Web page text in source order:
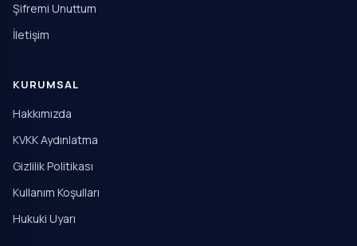
Şifremi Unuttum
İletişim
KURUMSAL
Hakkımızda
KVKK Aydınlatma
Gizlilik Politikası
Kullanım Koşulları
Hukuki Uyarı